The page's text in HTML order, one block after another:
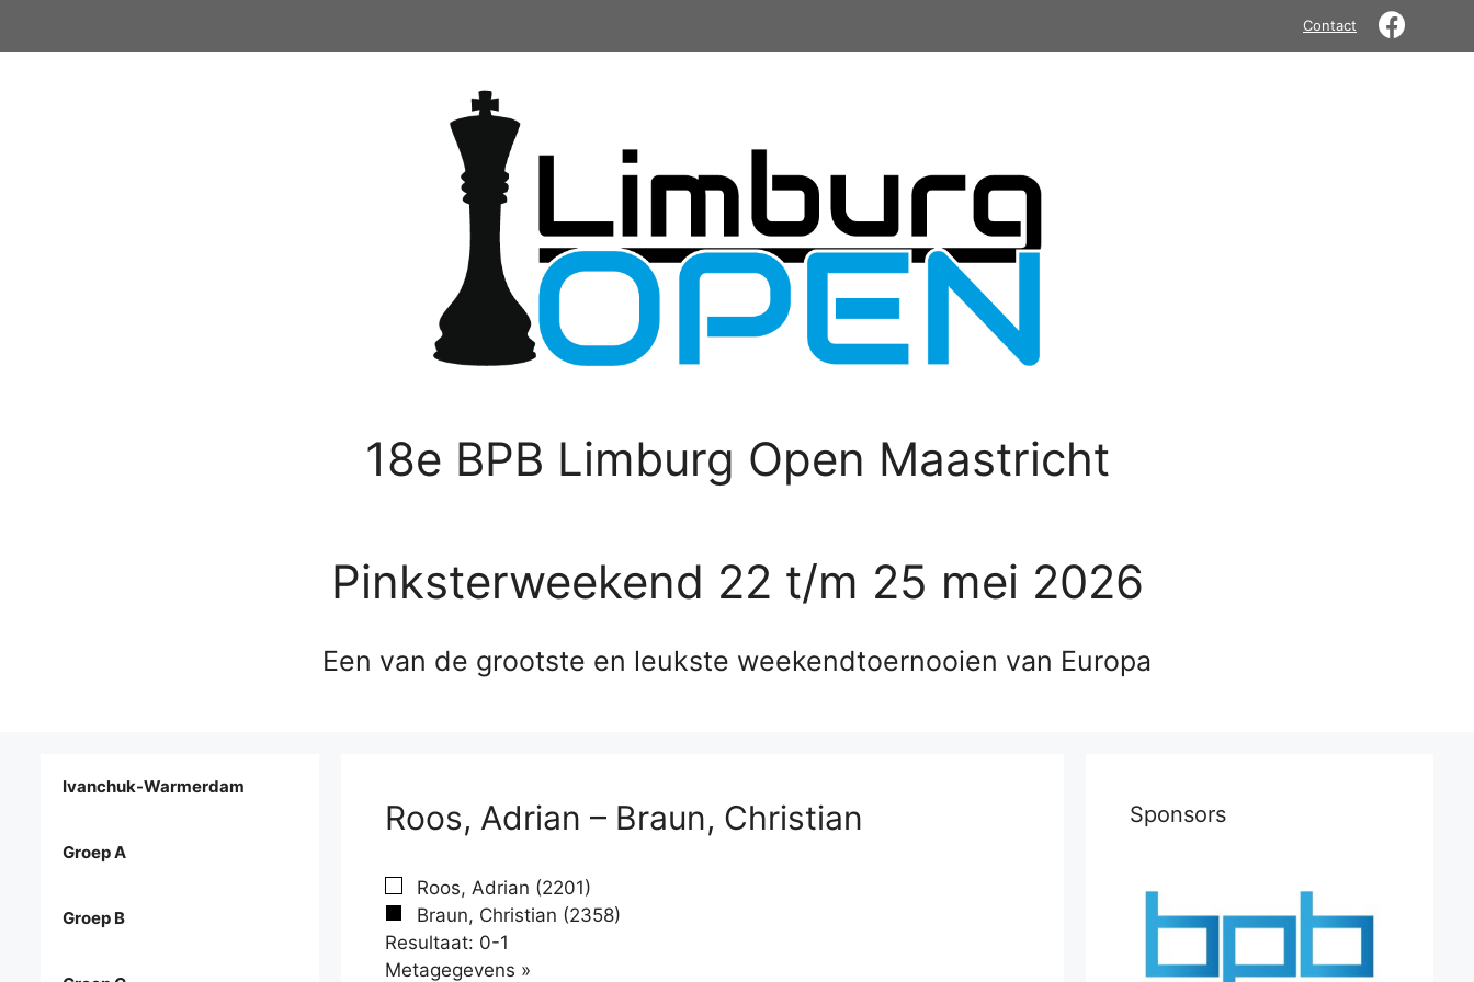
Contact
18e BPB Limburg Open Maastricht
Pinksterweekend 22 t/m 25 mei 2026
Een van de grootste en leukste weekendtoernooien van Europa
Roos, Adrian – Braun, Christian
Roos, Adrian (2201)
Braun, Christian (2358)
Resultaat: 0-1
Metagegevens »
Ivanchuk-Warmerdam
Groep A
Groep B
Sponsors